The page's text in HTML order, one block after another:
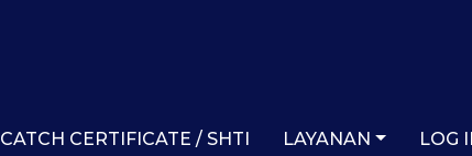
CATCH CERTIFICATE / SHTI LAYANAN LOG